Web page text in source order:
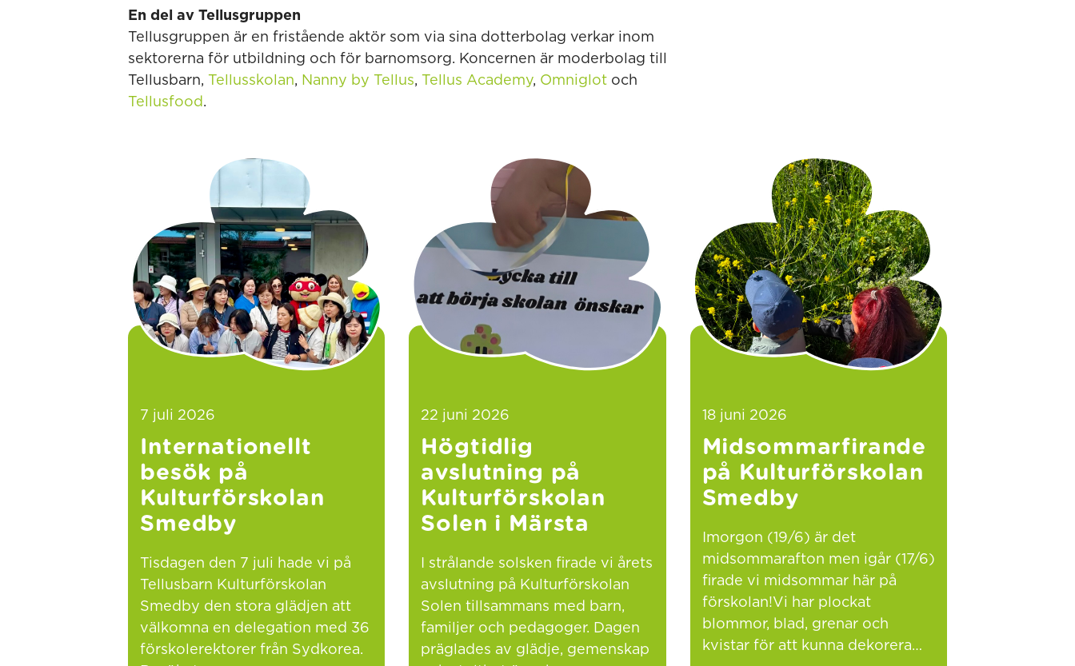
En del av Tellusgruppen
Tellusgruppen är en fristående aktör som via sina dotterbolag verkar inom
sektorerna för utbildning och för barnomsorg. Koncernen är moderbolag till
Tellusbarn, Tellusskolan, Nanny by Tellus, Tellus Academy, Omniglot och
Tellusfood .
7 juli 2026
Internationellt
besök på
Kulturförskolan
Smedby
Tisdagen den 7 juli hade vi på
Tellusbarn Kulturförskolan
Smedby den stora glädjen att
välkomna en delegation med 36
förskolerektorer från Sydkorea.
22 juni 2026
Högtidlig
avslutning på
Kulturförskolan
Solen i Märsta
I strålande solsken firade vi årets
avslutning på Kulturförskolan
Solen tillsammans med barn,
familjer och pedagoger. Dagen
präglades av glädje, gemenskap
18 juni 2026
Midsommarfirande
på Kulturförskolan
Smedby
Imorgon (19/6) är det
midsommarafton men igår (17/6)
firade vi midsommar här på
förskolan!Vi har plockat
blommor, blad, grenar och
kvistar för att kunna dekorera…